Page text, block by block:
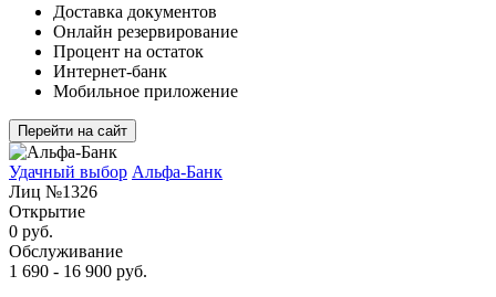
Доставка документов
Онлайн резервирование
Процент на остаток
Интернет-банк
Мобильное приложение
Перейти на сайт
Удачный выбор Альфа-Банк
Лиц №1326
Открытие
0 руб.
Обслуживание
1 690 - 16 900 руб.